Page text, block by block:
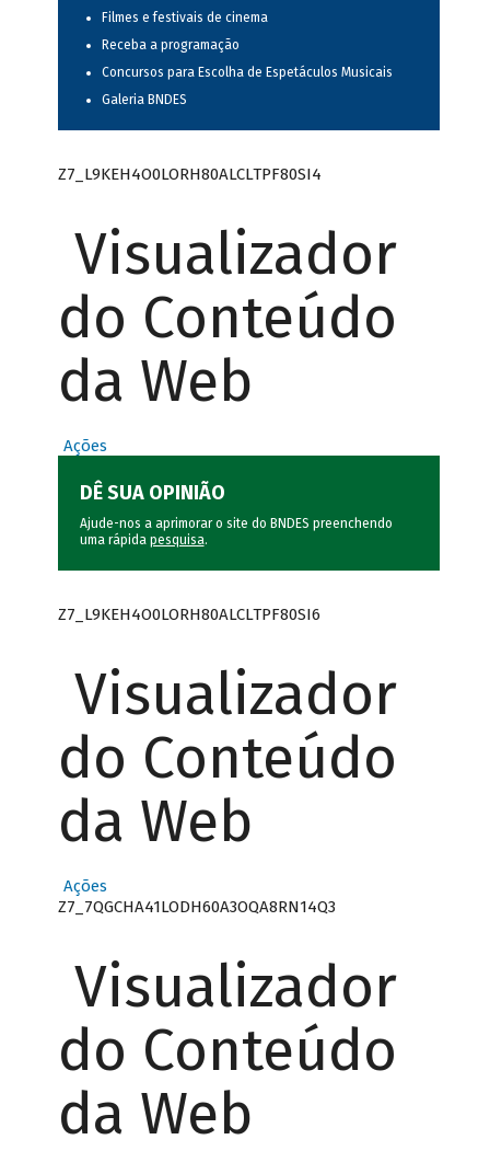
Filmes e festivais de cinema
Receba a programação
Concursos para Escolha de Espetáculos Musicais
Galeria BNDES
Z7_L9KEH4O0LORH80ALCLTPF80SI4
Visualizador
do Conteúdo
da Web
Ações
DÊ SUA OPINIÃO
Ajude-nos a aprimorar o site do BNDES preenchendo
uma rápida pesquisa.
Z7_L9KEH4O0LORH80ALCLTPF80SI6
Visualizador
do Conteúdo
da Web
Ações
Z7_7QGCHA41LODH60A3OQA8RN14Q3
Visualizador
do Conteúdo
da Web